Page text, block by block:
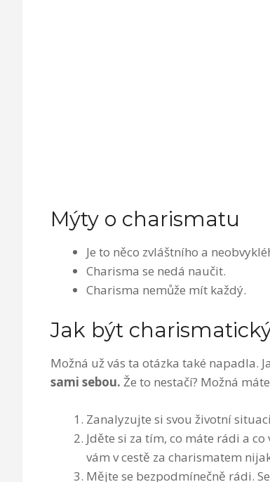
Mýty o charismatu
Je to něco zvláštního a
Charisma se nedá naučit.
Charisma nemůže mít každý.
Jak být
Možná už vás ta otázka také napadla.
sami sebou. Že to nestačí? Možná
Zanalyzujte si svou životní
Jděte si za tím, co máte rádi a
vám v cestě za charismatem
Mějte se bezpodmínečně rádi.